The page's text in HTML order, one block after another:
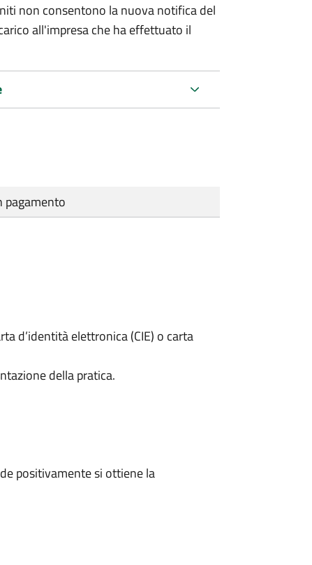
non consentono la nuova notifica del
all'impresa che ha effettuato il
pagamento
d’identità elettronica (CIE) o carta
della pratica.
positivamente si ottiene la